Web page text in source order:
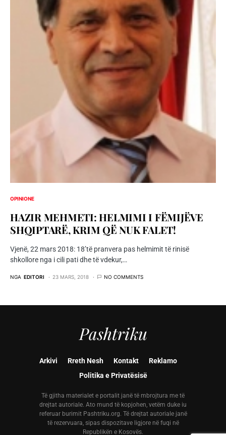
OPINIONE
HAZIR MEHMETI: HELMIMI I FËMIJËVE
SHQIPTARË, KRIM QË NUK FALET!
Vjenë, 22 mars 2018: 18’të pranvera pas helmimit të rinisë
shkollore nga i cili pati dhe të vdekur,…
NGA EDITORI 23 MARS, 2018 NO COMMENTS
Pashtriku
Arkivi Rreth Nesh Kontakt
Reklamo
Politika e Privatësisë
Të gjitha materialet e portalit janë të mbrojtura me të
drejtat autoriale. Ato mund të kopjohen, vetëm duke iu
referuar burimit Pashtriku.org. Të drejtat autoriale janë
të rezervuara, sipas dispozitave ligjore në fuqi në
Republikën e Kosovës.